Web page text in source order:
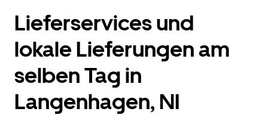
Lieferservices und
lokale Lieferungen am
selben Tag in
Langenhagen, NI